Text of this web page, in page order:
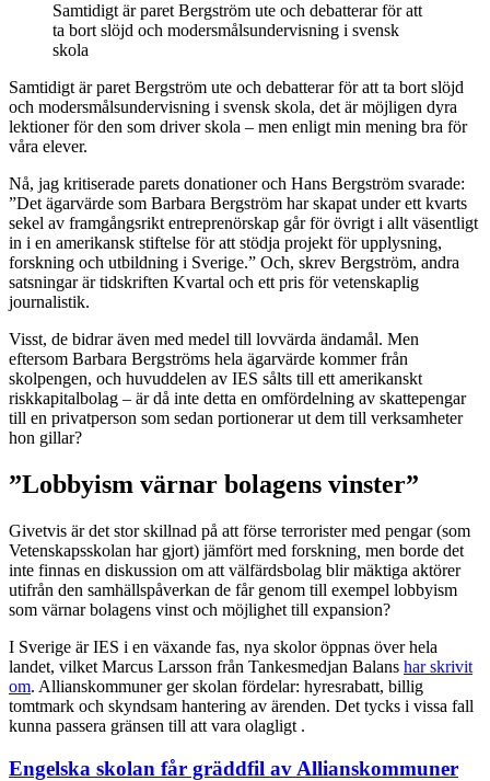
Samtidigt är paret Bergström ute och debatterar för att
ta bort slöjd och modersmålsundervisning i svensk
skola
Samtidigt är paret Bergström ute och debatterar för att ta bort slöjd
och modersmålsundervisning i svensk skola, det är möjligen dyra
lektioner för den som driver skola – men enligt min mening bra för
våra elever.
Nå, jag kritiserade parets donationer och Hans Bergström svarade:
”Det ägarvärde som Barbara Bergström har skapat under ett kvarts
sekel av framgångsrikt entreprenörskap går för övrigt i allt väsentligt
in i en amerikansk stiftelse för att stödja projekt för upplysning,
forskning och utbildning i Sverige.” Och, skrev Bergström, andra
satsningar är tidskriften Kvartal och ett pris för vetenskaplig
journalistik.
Visst, de bidrar även med medel till lovvärda ändamål. Men
eftersom Barbara Bergströms hela ägarvärde kommer från
skolpengen, och huvuddelen av IES sålts till ett amerikanskt
riskkapitalbolag – är då inte detta en omfördelning av skattepengar
till en privatperson som sedan portionerar ut dem till verksamheter
hon gillar?
”Lobbyism värnar bolagens vinster”
Givetvis är det stor skillnad på att förse terrorister med pengar (som
Vetenskapsskolan har gjort) jämfört med forskning men borde det
inte finnas en diskussion om att välfärdsbolag blir mäktiga aktörer
utifrån den samhällspåverkan de får genom till exempel lobbyism
som värnar bolagens vinst och möjlighet till expansion?
I Sverige är IES i en växande fas, nya skolor öppnas över hela
landet, vilket Marcus Larsson från Tankesmedjan Balans har skrivit
om. Allianskommuner ger skolan fördelar: hyresrabatt, billig
tomtmark och skyndsam hantering av ärenden. Det tycks i vissa fall
kunna passera gränsen till att vara olagligt .
Engelska skolan får gräddfil av Allianskommuner